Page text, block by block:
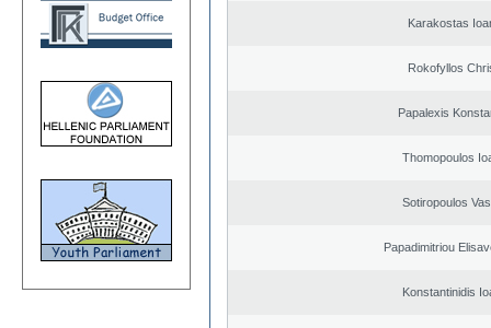
Karakostas
Rokofyllos
Papalexis
Thomopoulos
Sotiropoulos
Papadimitriou
Konstantinidis